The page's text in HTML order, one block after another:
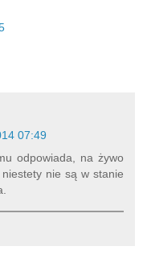
07:49
odpowiada, na żywo
nie są w stanie